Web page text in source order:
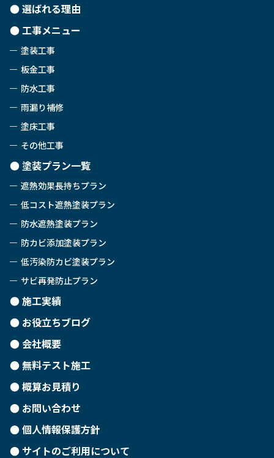
選ばれる理由
工事メニュー
塗装工事
板金工事
防水工事
雨漏り補修
塗床工事
その他工事
塗装プラン一覧
遮熱効果長持ちプラン
低コスト遮熱塗装プラン
防水遮熱塗装プラン
防カビ添加塗装プラン
低汚染防カビ塗装プラン
サビ再発防止プラン
施工実績
お役立ちブログ
会社概要
無料テスト施工
概算お見積り
お問い合わせ
個人情報保護方針
サイトのご利用について